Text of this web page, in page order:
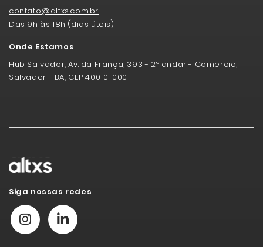
contato@altxs.com.br
Das 9h às 18h (dias úteis)
Onde Estamos
Hub Salvador, Av. da França, 393 - 2º andar - Comercio,
Salvador - BA, CEP 40010-000
Siga nossas redes